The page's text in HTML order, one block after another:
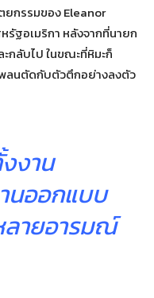
กรรมของ Eleanor
รัฐอเมริกา หลังจากที่นายก
กลับไป ในขณะที่หิมะก็
ลนตัดกับตัวตึกอย่างลงตัว
งาน
นออกแบบ
ลายอารมณ์